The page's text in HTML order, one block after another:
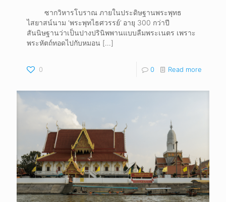
ซากวิหารโบราณ ภายในประดิษฐานพระพุทธ
ไสยาสน์นาม ‘พระพุทไธศวรรย์’ อายุ 300 กว่าปี
สันนิษฐานว่าเป็นปางปรินิพพานแบบลืมพระเนตร เพราะ
พระหัตถ์ทอดไปกับหมอน […]
0 0 Read more